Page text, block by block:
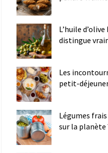
L’huile
distingue
Les
petit-
Légumes
sur la planète